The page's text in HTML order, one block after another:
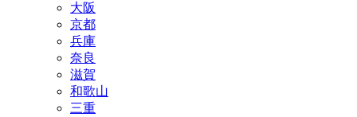
大阪
京都
兵庫
奈良
滋賀
和歌山
三重